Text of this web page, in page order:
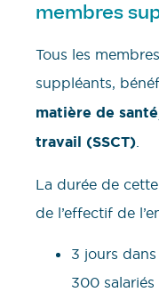
membres
Tous les
suppléants,
matière de
travail (SSCT).
La durée de
de l’effectif de
3 jours
300 salariés